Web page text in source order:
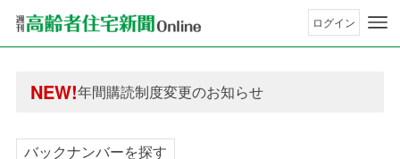
ログイン
NEW!
年間購読制度変更のお知らせ
年間購読制度変更のお知らせ
バックナンバーを探す